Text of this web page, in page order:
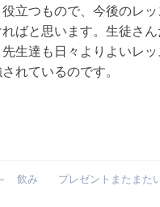
立つもので、今後のレ
ばと思います。生徒さ
生達も日々よりよいレ
れているのです。
飲み
プレゼントまたまた